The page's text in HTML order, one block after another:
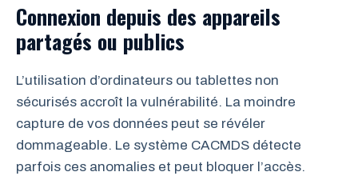
Connexion depuis des appareils
partagés ou publics
L’utilisation d’ordinateurs ou tablettes non
sécurisés accroît la vulnérabilité. La moindre
capture de vos données peut se révéler
dommageable. Le système CACMDS détecte
parfois ces anomalies et peut bloquer l’accès.